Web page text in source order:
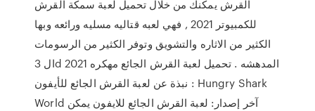
القرش يمكنك من خلال تحميل لعبة سمكة القرش
للكمبيوتر 2021 , فهي لعبه قتاليه مسليه ورائعه وبها
الكثير من الاثاره والتشويق وتوفر الكثير من الرسومات
ال 3d المدهشه . تحميل لعبة القرش الجائع مهكره 2021
: نبذة عن لعبة القرش الجائع للأيفون Hungry Shark
World آخر إصدار: لعبة القرش الجائع للايفون يمكن